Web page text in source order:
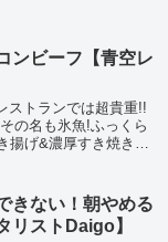
ンビーフ【青空レ
ストランでは超貴重!!
の名も氷魚!ふっくら
揚げ&濃厚すき焼き風
します。
きない！朝やめる
リストDaigo】